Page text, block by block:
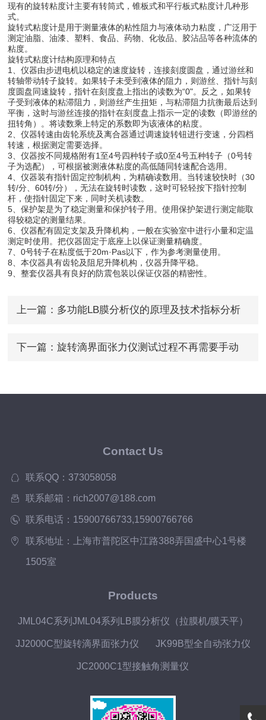
现有的旋转粘度计主要有转筒式，锥板式和平行板式粘度计几种形
式。
旋转式粘度计是用于测量液体的粘性阻力与液体动力粘度，广泛用于
测定油脂、油漆、塑料、食品、药物、化妆品、胶沾品等各种流体的
粘度。
旋转式粘度计结构原理和特点
1、仪器由步进电机以稳定的速度旋转，连接刻度圆盘，通过游丝和
转轴带动转子旋转。如果转子未受到液体的阻力，则游丝、指针与刻
度圆盘同速旋转，指针在刻度盘上指出的读数为“0"。反之，如果转
子受到液体的粘滞阻力，则游丝产生扭矩，与粘滞阻力抗衡最后达到
平衡，这时与游丝连接的指针在刻度盘上指示一定的读数（即游丝的
扭转角）。将读数乘上特定的系数即为该液体的粘度。
2、仪器转速由齿轮系统及离合器通过调速旋转钮进行变速，分四档
转速，根据测定需要选择。
3、仪器按不同规格附有1至4号四种转子或0至4号五种转子（0号转
子为选配），可根据被测液体粘度的高低随同转速配合选用。
4、仪器装有指针固定控制机构，为精确读数用。当转速较快时（30
转/分、60转/分），无法在旋转时读数，这时可轻轻按下指针控制
杆，使指针固定下来，同时关机读数。
5、保护架是为了稳定测量和保护转子用。使用保护架进行测定能取
得较稳定的测量结果。
6、仪器配有固定支架及升降机构，一般在实验室中进行小量和定温
测定时使用。把仪器固定于底座上以保证测量精确度。
7、0号转子在粘度低于20m·Pas以下，作为参考测量使用。
8、本仪器具有齿轮及阻尼升降机构，仪器升降平稳。
9、整套仪器具有良好的防震包装以保证仪器的精密性。
上一篇： 多功能LB膜分析仪的原理及技术指标分析
下一篇： 旋转滴界面张力仪测试过程不再需要手动
Contact Us
联系QQ：373058058
联系邮箱：rich2007@188.com
联系电话：15900766733,15900766766
联系地址：上海市普陀区中江路388弄国盛中心1号楼
1505室
Products
JML04C系列JML04系列LB膜分析仪（拉膜机/膜天平）
JJ2000C型旋转滴界面张力仪 JK99B型全自动张力仪
JC2000C1型接触角测量仪